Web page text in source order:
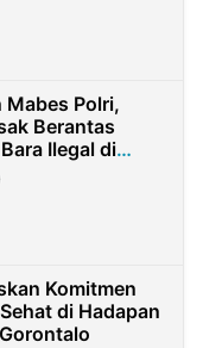
Mabes Polri,
Berantas
Ilegal di
Komitmen
di Hadapan